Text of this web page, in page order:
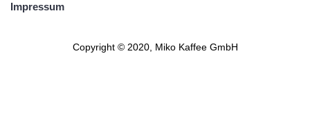
Impressum
Copyright © 2020, Miko Kaffee GmbH